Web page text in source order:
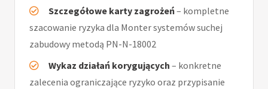
Szczegółowe karty zagrożeń– kompletne
szacowanie ryzyka dla Monter systemów suchej
zabudowy metodą PN-N-18002
Wykaz działań korygujących – konkretne
zalecenia ograniczające ryzyko oraz przypisanie